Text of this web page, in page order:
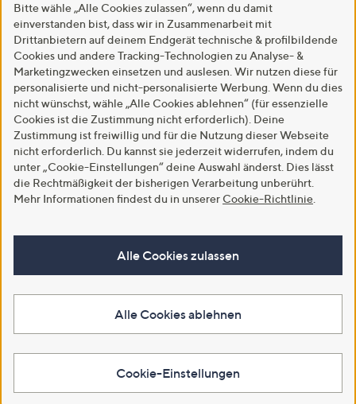
Bitte wähle „Alle Cookies zulassen“, wenn du damit
einverstanden bist, dass wir in Zusammenarbeit mit
Drittanbietern auf deinem Endgerät technische & profilbildende
Cookies und andere Tracking-Technologien zu Analyse- &
Marketingzwecken einsetzen und auslesen. Wir nutzen diese für
personalisierte und nicht-personalisierte Werbung. Wenn du dies
nicht wünschst, wähle „Alle Cookies ablehnen“ (für essenzielle
Cookies ist die Zustimmung nicht erforderlich). Deine
Zustimmung ist freiwillig und für die Nutzung dieser Webseite
nicht erforderlich. Du kannst sie jederzeit widerrufen, indem du
unter „Cookie-Einstellungen“ deine Auswahl änderst. Dies lässt
die Rechtmäßigkeit der bisherigen Verarbeitung unberührt.
Mehr Informationen findest du in unserer Cookie-Richtlinie
Alle Cookies zulassen
Alle Cookies ablehnen
Cookie-Einstellungen